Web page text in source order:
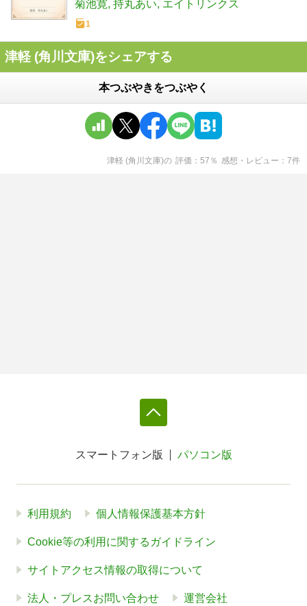
菊池寛 持丸あい エイトリンクス
1
津軽 (角川文庫)をシェアする
本つぶやきをつぶやく
津軽 (角川文庫)の 評価 57 ％ 感想・レビュー 7件
スマートフォン版 パソコン版
利用規約 個人情報保護基本方針
Cookie等の利用に関するガイドライン
サイトアクセス情報の取得について
法人・プレスお問い合わせ 運営会社